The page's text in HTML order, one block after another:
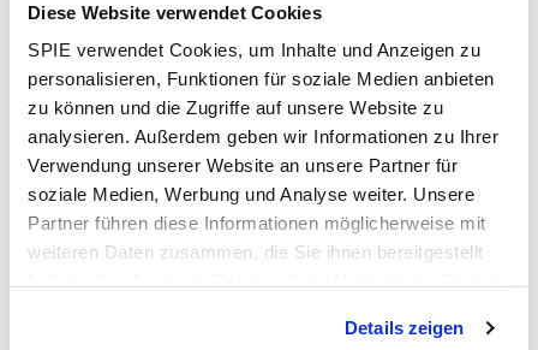
Diese Website verwendet Cookies
SPIE verwendet Cookies, um Inhalte und Anzeigen zu
personalisieren, Funktionen für soziale Medien anbieten
zu können und die Zugriffe auf unsere Website zu
analysieren. Außerdem geben wir Informationen zu Ihrer
Verwendung unserer Website an unsere Partner für
soziale Medien, Werbung und Analyse weiter. Unsere
Partner führen diese Informationen möglicherweise mit
weiteren Daten zusammen, die Sie ihnen bereitgestellt
Verarbeitung Ihrer Daten in den USA ein. Alle weiteren
Details zeigen
Wir freuen uns sehr, dass Du dich bei uns bewerben
möchtest!
Um den Bewerbungsprozess für Dich so einfach wie
möglich zu gestalten, bieten wir Dir folgende Möglichkeiten
an, um Deine Daten zu übermitteln:
Bewerbungsformular
ausfüllen
Lebenslauf
hochladen